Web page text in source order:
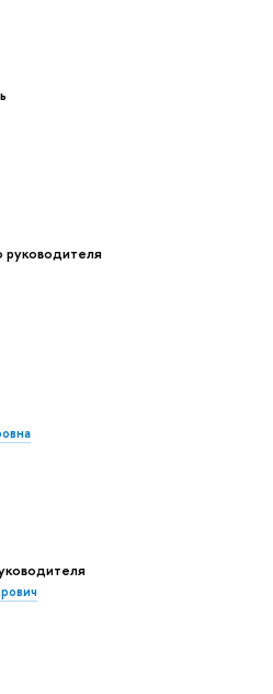
руководителя